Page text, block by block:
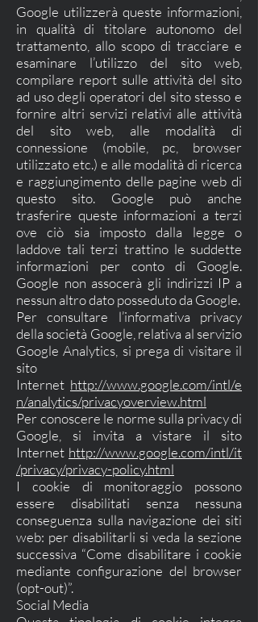
Google utilizzerà queste informazioni,
in qualità di titolare autonomo del
trattamento, allo scopo di tracciare e
esaminare l’utilizzo del sito web,
compilare report sulle attività del sito
ad uso degli operatori del sito stesso e
fornire altri servizi relativi alle attività
del sito web, alle modalità di
connessione (mobile, pc, browser
utilizzato etc.) e alle modalità di ricerca
e raggiungimento delle pagine web di
questo sito. Google può anche
trasferire queste informazioni a terzi
ove ciò sia imposto dalla legge o
laddove tali terzi trattino le suddette
informazioni per conto di Google.
Google non assocerà gli indirizzi IP a
nessun altro dato posseduto da Google.
Per consultare l’informativa privacy
della società Google, relativa al servizio
Google Analytics, si prega di visitare il
sito
Internet http://www.google.com/intl/e
n/analytics/privacyoverview.html
Per conoscere le norme sulla privacy di
Google, si invita a vistare il sito
Internet http://www.google.com/intl/it
/privacy/privacy-policy.html
I cookie di monitoraggio possono
essere disabilitati senza nessuna
conseguenza sulla navigazione dei siti
web: per disabilitarli si veda la sezione
successiva “Come disabilitare i cookie
mediante configurazione del browser
(opt-out)”.
Social Media